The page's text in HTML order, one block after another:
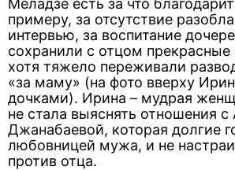
Меладзе есть за что
примеру, за отсутствие
интервью, за воспитание
сохранили с отцом прекрасные
хотя тяжело переживали
«за маму» (на фото вверху
дочками). Ирина – мудрая
не стала выяснять отношения с
Джанабаевой, которая долгие
любовницей мужа, и не
против отца.